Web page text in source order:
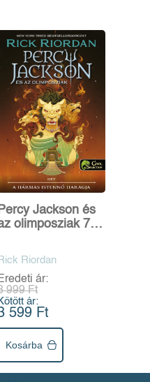
Percy Jackson és
olimposziak 7. -
Rick Riordan
Eredeti ár:
999 Ft
ár:
599 Ft
Kosárba